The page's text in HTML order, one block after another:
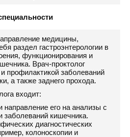
медицины,
раздел гастроэнтерологии в
функционирования и
Врач-проктолог
профилактикой заболеваний
а также заднего прохода.
входит:
направление его на анализы с
заболеваний кишечника.
диагностических
колоноскопии и